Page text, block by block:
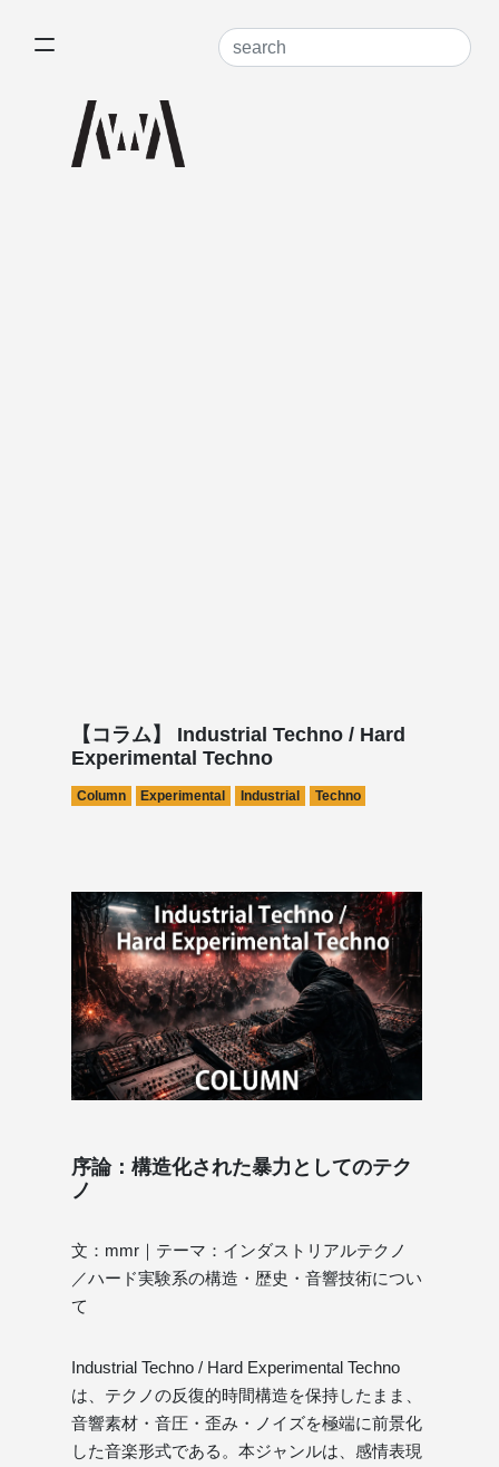
【コラム】 Industrial Techno / Hard
Experimental Techno
Column Experimental Industrial Techno
序論：構造化された暴力としてのテク
ノ
文：mmr｜テーマ：インダストリアルテクノ
／ハード実験系の構造・歴史・音響技術につい
て
Industrial Techno / Hard Experimental Techno
は、テクノの反復的時間構造を保持したまま、
音響素材・音圧・歪み・ノイズを極端に前景化
した音楽形式である。本ジャンルは、感情表現